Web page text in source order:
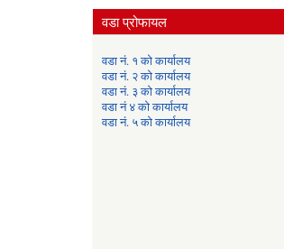
वडा प्रोफायल
वडा नं. १ को कार्यालय
वडा नं. २ को कार्यालय
वडा नं. ३ को कार्यालय
वडा नं ४ को कार्यालय
वडा नं. ५ को कार्यालय